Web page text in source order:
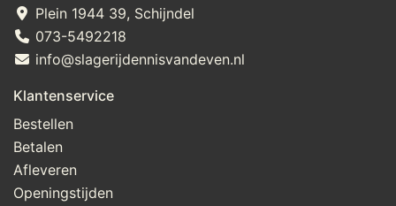
Plein 1944 39, Schijndel
073-5492218
info@slagerijdennisvandeven.nl
Klantenservice
Bestellen
Betalen
Afleveren
Openingstijden